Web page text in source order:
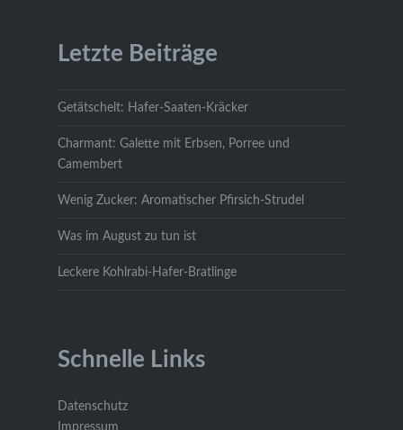
Letzte Beiträge
Getätschelt: Hafer-Saaten-Kräcker
Charmant: Galette mit Erbsen, Porree und
Camembert
Wenig Zucker: Aromatischer Pfirsich-Strudel
Was im August zu tun ist
Leckere Kohlrabi-Hafer-Bratlinge
Schnelle Links
Datenschutz
Impressum